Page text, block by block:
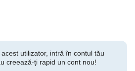
utilizator, intră în contul tău
creează-ți rapid un cont nou!